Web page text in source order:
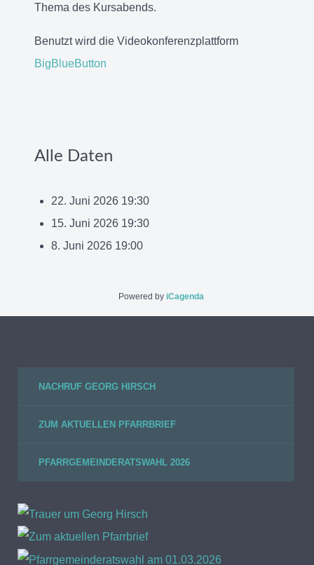
Thema des Kursabends.
Benutzt wird die Videokonferenzplattform
BigBlueButton
Alle Daten
22. Juni 2026 19:30
15. Juni 2026 19:30
8. Juni 2026 19:00
Powered by iCagenda
NACHRUF GEORG HIRSCH
ZUM AKTUELLEN PFARRBRIEF
PFARRGEMEINDERATSWAHL 2026